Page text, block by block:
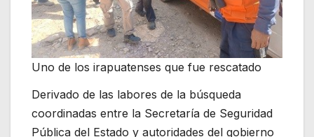
Uno de los irapuatenses que fue rescatado
Derivado de las labores de la búsqueda
coordinadas entre la Secretaría de Seguridad
Pública del Estado y autoridades del gobierno